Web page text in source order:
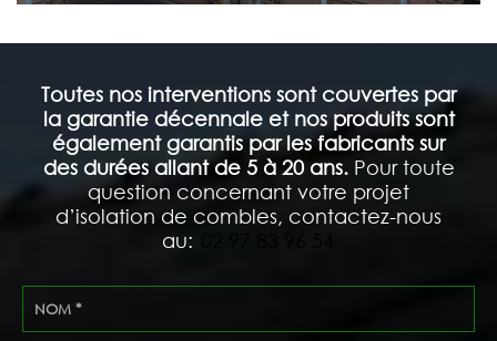
Toutes nos interventions sont couvertes par
la garantie décennale et nos produits sont
également garantis par les fabricants sur
des durées allant de 5 à 20 ans.Pour toute
question concernant votre projet
d’isolation de combles, contactez-nous
au: